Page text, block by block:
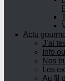
Actu
J’ai
Info
Nos
Les
Au fil